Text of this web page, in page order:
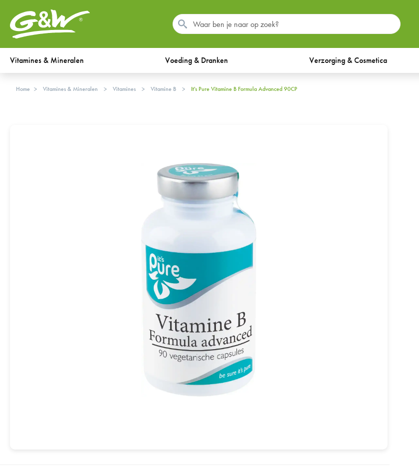
Vitamines & Mineralen Voeding & Dranken Verzorging & Cosmetica
Home Vitamines & Mineralen Vitamines Vitamine B It's Pure Vitamine B Formula Advanced 90CP